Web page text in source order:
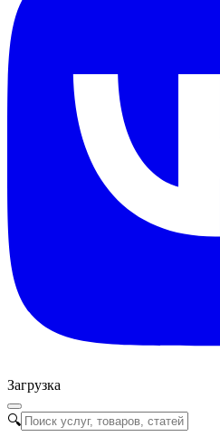
Загрузка
🔍